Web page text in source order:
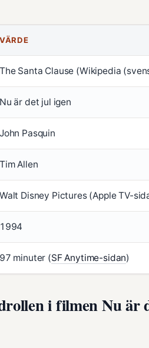
VÄRDE
The Santa Clause (Wikipedia
Nu är det jul igen
John Pasquin
Tim Allen
Walt Disney Pictures (Apple TV-
1994
97 minuter (SF Anytime-sidan)
i filmen Nu är